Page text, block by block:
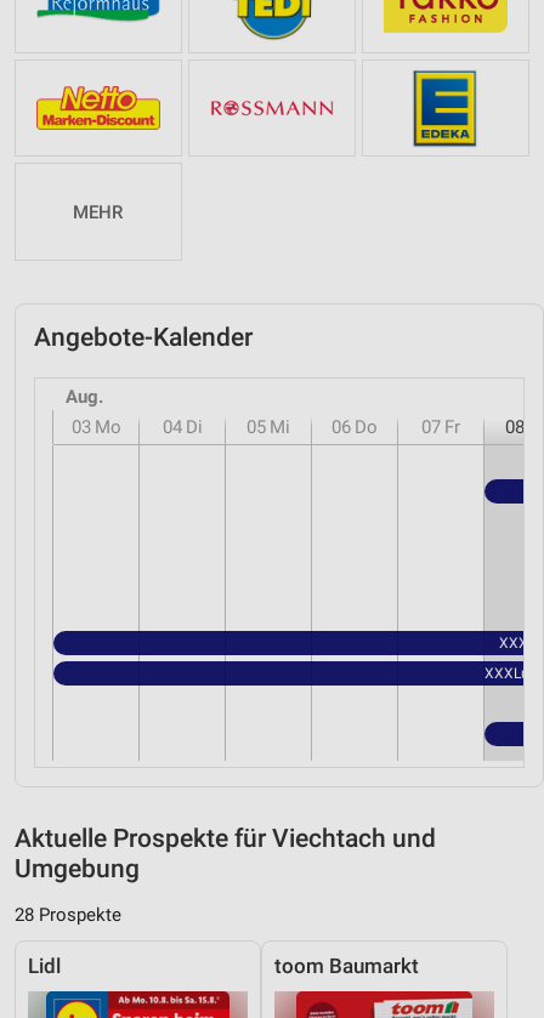
MEHR
Angebote-Kalender
Aug.
03 Mo 04 Di 05 Mi 06 Do 07 Fr 08
XXXLutz
Aktuelle Prospekte für Viechtach und
Umgebung
28 Prospekte
Lidl toom Baumarkt